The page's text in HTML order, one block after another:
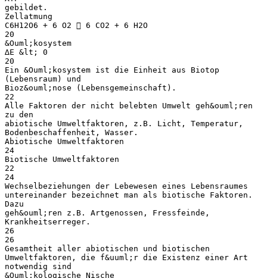
gebildet.
Zellatmung
C6H12O6 + 6 O2  6 CO2 + 6 H2O
20
&Ouml;kosystem
∆E &lt; 0
20
Ein &Ouml;kosystem ist die Einheit aus Biotop
(Lebensraum) und
Bioz&ouml;nose (Lebensgemeinschaft).
22
Alle Faktoren der nicht belebten Umwelt geh&ouml;ren
zu den
abiotische Umweltfaktoren, z.B. Licht, Temperatur,
Bodenbeschaffenheit, Wasser.
Abiotische Umweltfaktoren
24
Biotische Umweltfaktoren
22
24
Wechselbeziehungen der Lebewesen eines Lebensraumes
untereinander bezeichnet man als biotische Faktoren.
Dazu
geh&ouml;ren z.B. Artgenossen, Fressfeinde,
Krankheitserreger.
26
26
Gesamtheit aller abiotischen und biotischen
Umweltfaktoren, die f&uuml;r die Existenz einer Art
notwendig sind
&Ouml;kologische Nische